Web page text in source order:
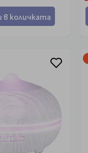
в количката